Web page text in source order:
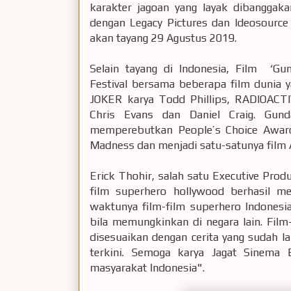
karakter jagoan yang layak
dengan Legacy Pictures dan
akan tayang 29 Agustus 2019.
Selain tayang di Indonesia, Film
Festival bersama beberapa film dunia
JOKER karya Todd Phillips,
Chris Evans dan Daniel Craig.
memperebutkan People’s Choice
Madness dan menjadi satu-satunya
Erick Thohir, salah satu Executive
film superhero hollywood berhasil
waktunya film-film superhero
bila memungkinkan di negara lain.
disesuaikan dengan cerita yang sudah
terkini. Semoga karya Jagat
masyarakat Indonesia".